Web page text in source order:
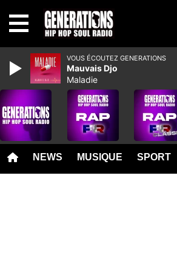
NEWS MUSIQUE SPORT
VOUS ÉCOUTEZ GENERATIONS
Mauvais Djo
Maladie